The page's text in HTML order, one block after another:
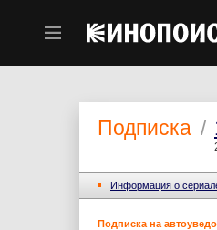
Подписка /
Информация o
Подписка на